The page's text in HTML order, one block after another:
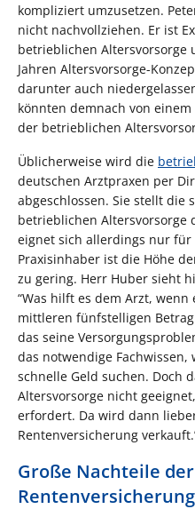
kompliziert umzusetzen.
nicht nachvollziehen. Er ist
betrieblichen Altersvorsorge
Jahren Altersvorsorge-
darunter auch
könnten demnach von
der betrieblichen
Üblicherweise wird die
deutschen Arztpraxen per
abgeschlossen. Sie stellt die
betrieblichen Altersvorsorge
eignet sich allerdings nur
Praxisinhaber ist die Höhe
zu gering. Herr Huber sieht
“Was hilft es dem Arzt,
mittleren fünfstelligen
das seine
das notwendige
schnelle Geld suchen. Doch
Altersvorsorge nicht
erfordert. Da wird dann
Rentenversicherung
Große Nachteile
Rentenversicherung